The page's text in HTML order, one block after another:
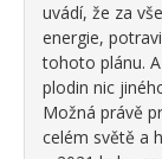
uvádí, že za
energie,
tohoto plánu.
plodin nic
Možná právě
celém světě a